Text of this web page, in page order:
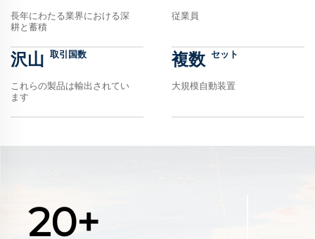
長年にわたる業界における深
耕と蓄積
従業員
沢山 取引国数
これらの製品は輸出されてい
ます
複数 セット
大規模自動装置
20+